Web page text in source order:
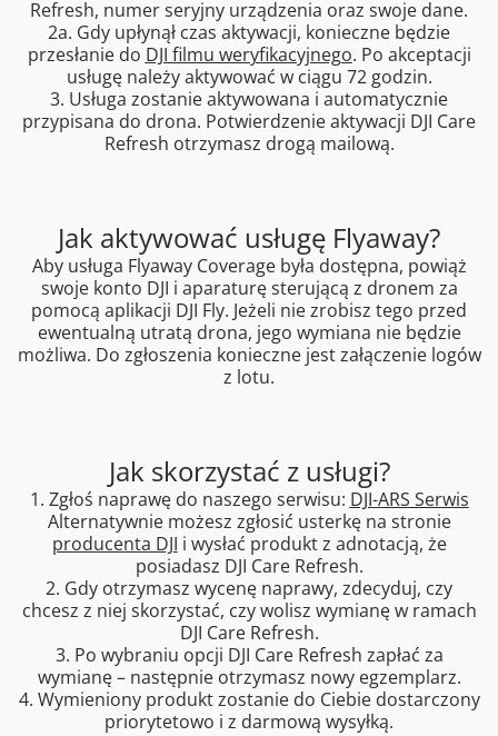
Refresh, numer seryjny urządzenia oraz swoje dane.
2a. Gdy upłynął czas aktywacji, konieczne będzie
przesłanie do DJI filmu weryfikacyjnego. Po akceptacji
usługę należy aktywować w ciągu 72 godzin.
3. Usługa zostanie aktywowana i automatycznie
przypisana do drona. Potwierdzenie aktywacji DJI Care
Refresh otrzymasz drogą mailową.
Jak aktywować usługę Flyaway?
Aby usługa Flyaway Coverage była dostępna, powiąż
swoje konto DJI i aparaturę sterującą z dronem za
pomocą aplikacji DJI Fly. Jeżeli nie zrobisz tego przed
ewentualną utratą drona, jego wymiana nie będzie
możliwa. Do zgłoszenia konieczne jest załączenie logów
z lotu.
Jak skorzystać z usługi?
1. Zgłoś naprawę do naszego serwisu: DJI-ARS Serwis
Alternatywnie możesz zgłosić usterkę na stronie
producenta DJI i wysłać produkt z adnotacją, że
posiadasz DJI Care Refresh.
2. Gdy otrzymasz wycenę naprawy, zdecyduj, czy
chcesz z niej skorzystać, czy wolisz wymianę w ramach
DJI Care Refresh.
3. Po wybraniu opcji DJI Care Refresh zapłać za
wymianę – następnie otrzymasz nowy egzemplarz.
4. Wymieniony produkt zostanie do Ciebie dostarczony
priorytetowo i z darmową wysyłką.